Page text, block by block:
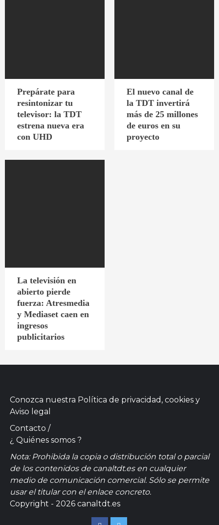
Prepárate para
resintonizar tu
televisor: la TDT
estrena nueva era
con UHD
El nuevo canal de
la TDT invertirá
más de 25 millones
de euros en su
proyecto
La televisión en
abierto pierde
fuerza: Atresmedia
y Mediaset caen en
ingresos
publicitarios
Conozca nuestra Política de privacidad, cookies y
Aviso legal
Contacto /
¿ Quiénes somos ?
Nota: Prohibida la copia o distribución total o parcial
de los contenidos de canaltdt.es en cualquier
medio de comunicación comercial. Sólo se permite
usar el titular con el enlace concreto.
Copyright - 2026 canaltdt.es